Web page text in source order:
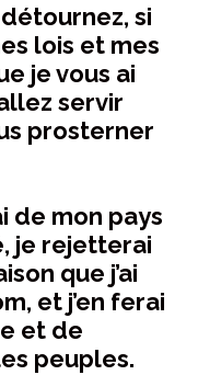
si
lois et mes
je vous ai
servir
prosterner
de mon pays
je rejetterai
que j’ai
et j’en ferai
et de
peuples.